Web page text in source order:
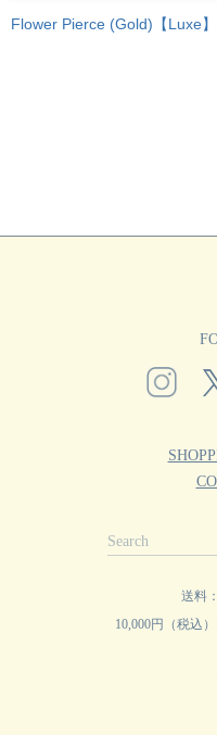
Flower Pierce (Gold)【Luxe】
送料
10,000円（税込